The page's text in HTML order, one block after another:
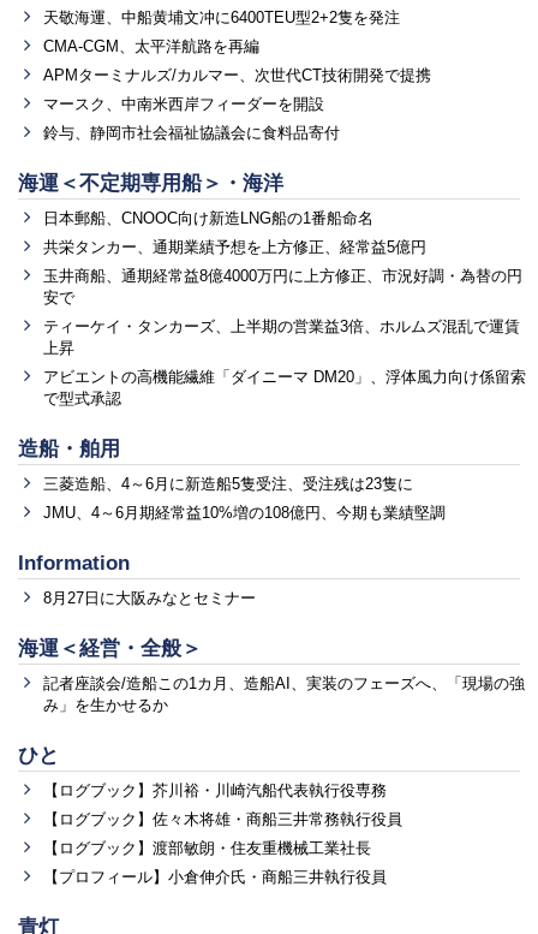
天敬海運、中船黄埔文冲に6400TEU型2+2隻を発注
CMA-CGM、太平洋航路を再編
APMターミナルズ/カルマー、次世代CT技術開発で提携
マースク、中南米西岸フィーダーを開設
鈴与、静岡市社会福祉協議会に食料品寄付
海運＜不定期専用船＞・海洋
日本郵船、CNOOC向け新造LNG船の1番船命名
共栄タンカー、通期業績予想を上方修正、経常益5億円
玉井商船、通期経常益8億4000万円に上方修正、市況好調・為替の円
安で
ティーケイ・タンカーズ、上半期の営業益3倍、ホルムズ混乱で運賃
上昇
アビエントの高機能繊維「ダイニーマ DM20」、浮体風力向け係留索
で型式承認
造船・舶用
三菱造船、4～6月に新造船5隻受注、受注残は23隻に
JMU、4～6月期経常益10%増の108億円、今期も業績堅調
Information
8月27日に大阪みなとセミナー
海運＜経営・全般＞
記者座談会/造船この1カ月、造船AI、実装のフェーズへ、「現場の強
み」を生かせるか
ひと
【ログブック】芥川裕・川崎汽船代表執行役専務
【ログブック】佐々木将雄・商船三井常務執行役員
【ログブック】渡部敏朗・住友重機械工業社長
【プロフィール】小倉伸介氏・商船三井執行役員
青灯